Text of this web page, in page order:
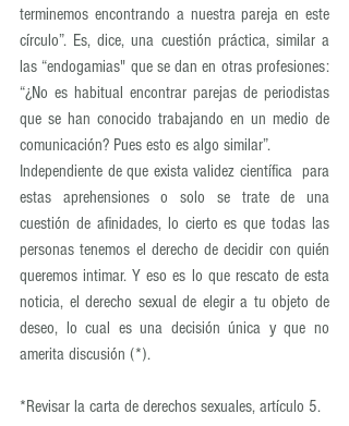
terminemos encontrando a nuestra pareja en este
círculo”. Es, dice, una cuestión práctica, similar a
las “endogamias" que se dan en otras profesiones:
“¿No es habitual encontrar parejas de periodistas
que se han conocido trabajando en un medio de
comunicación? Pues esto es algo similar”.
Independiente de que exista validez científica  para
estas aprehensiones o solo se trate de una
cuestión de afinidades, lo cierto es que todas las
personas tenemos el derecho de decidir con quién
queremos intimar. Y eso es lo que rescato de esta
noticia, el derecho sexual de elegir a tu objeto de
deseo, lo cual es una decisión única y que no
amerita discusión (*).
*Revisar la carta de derechos sexuales, artículo 5.